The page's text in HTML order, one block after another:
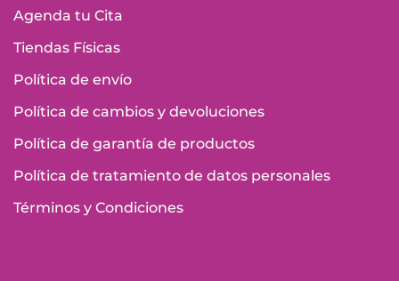
Agenda tu Cita
Tiendas Físicas
Política de envío
Política de cambios y devoluciones
Política de garantía de productos
Política de tratamiento de datos personales
Términos y Condiciones